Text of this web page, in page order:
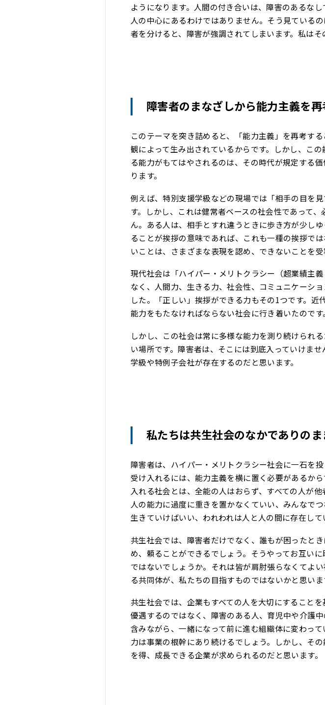
ようになります。人間の付き合いは、障害のあるな
人の中心にあるわけではありません。そう見ている
者を分けると、障害が強調されてしまいます。私はそ
障害者のまなざしから能力主義を再
このテーマを突き詰めると、「能力主義」を再考す
観によって生み出されているからです。しかし、こ
る能力がもてはやされるのは、その時代が規定する
ります。
例えば、特別支援学級などの現場では「相手の目を
す。しかし、これは健常者ベースの社会性であって
ん。ある人は、相手とすれ違うときに歩き方が少し
ることが挨拶の意味であれば、これも一種の挨拶で
いことは、さまざまな表現を認め、できないことを受
現代社会は「ハイパー・メリトクラシー（超業績主
なく、人間力、生きる力、社会性、コミュニケーシ
した。「正しい」挨拶ができる力もその1つです。
能力をもたなければならない社会に行き着いたのです。
しかし、この社会は常に多様な能力を測り続けられ
い場所です。障害者は、そこには到底入っていけま
学級や特例子会社が存在するのだと思います。
私たちは共生社会のなかでありの
障害者は、ハイパー・メリトクラシー社会に一石を
受け入れるには、能力主義を横に置く必要があるか
入れる社会とは、全能の人はおらず、すべての人が
人の能力に過度に重きを置かなくていい、みんなで
生きていけばいい、われわれは人と人の間に存在し
共生社会では、障害者だけでなく、誰もが困ったと
め、頼ることができるでしょう。そうやってお互い
ではないでしょうか。それは皆が肩肘張らなくてよ
る共同体が、私たちの目指すものではないかと思いま
共生社会では、企業もすべての人を大切にすること
優遇するのではなく、障害のある人、育児中や介護
含みながら、一緒になって前に進む組織体に変わっ
力は事業の根幹にあり続けるでしょう。しかし、そ
を得、成長できる企業が求められるのだと思います。